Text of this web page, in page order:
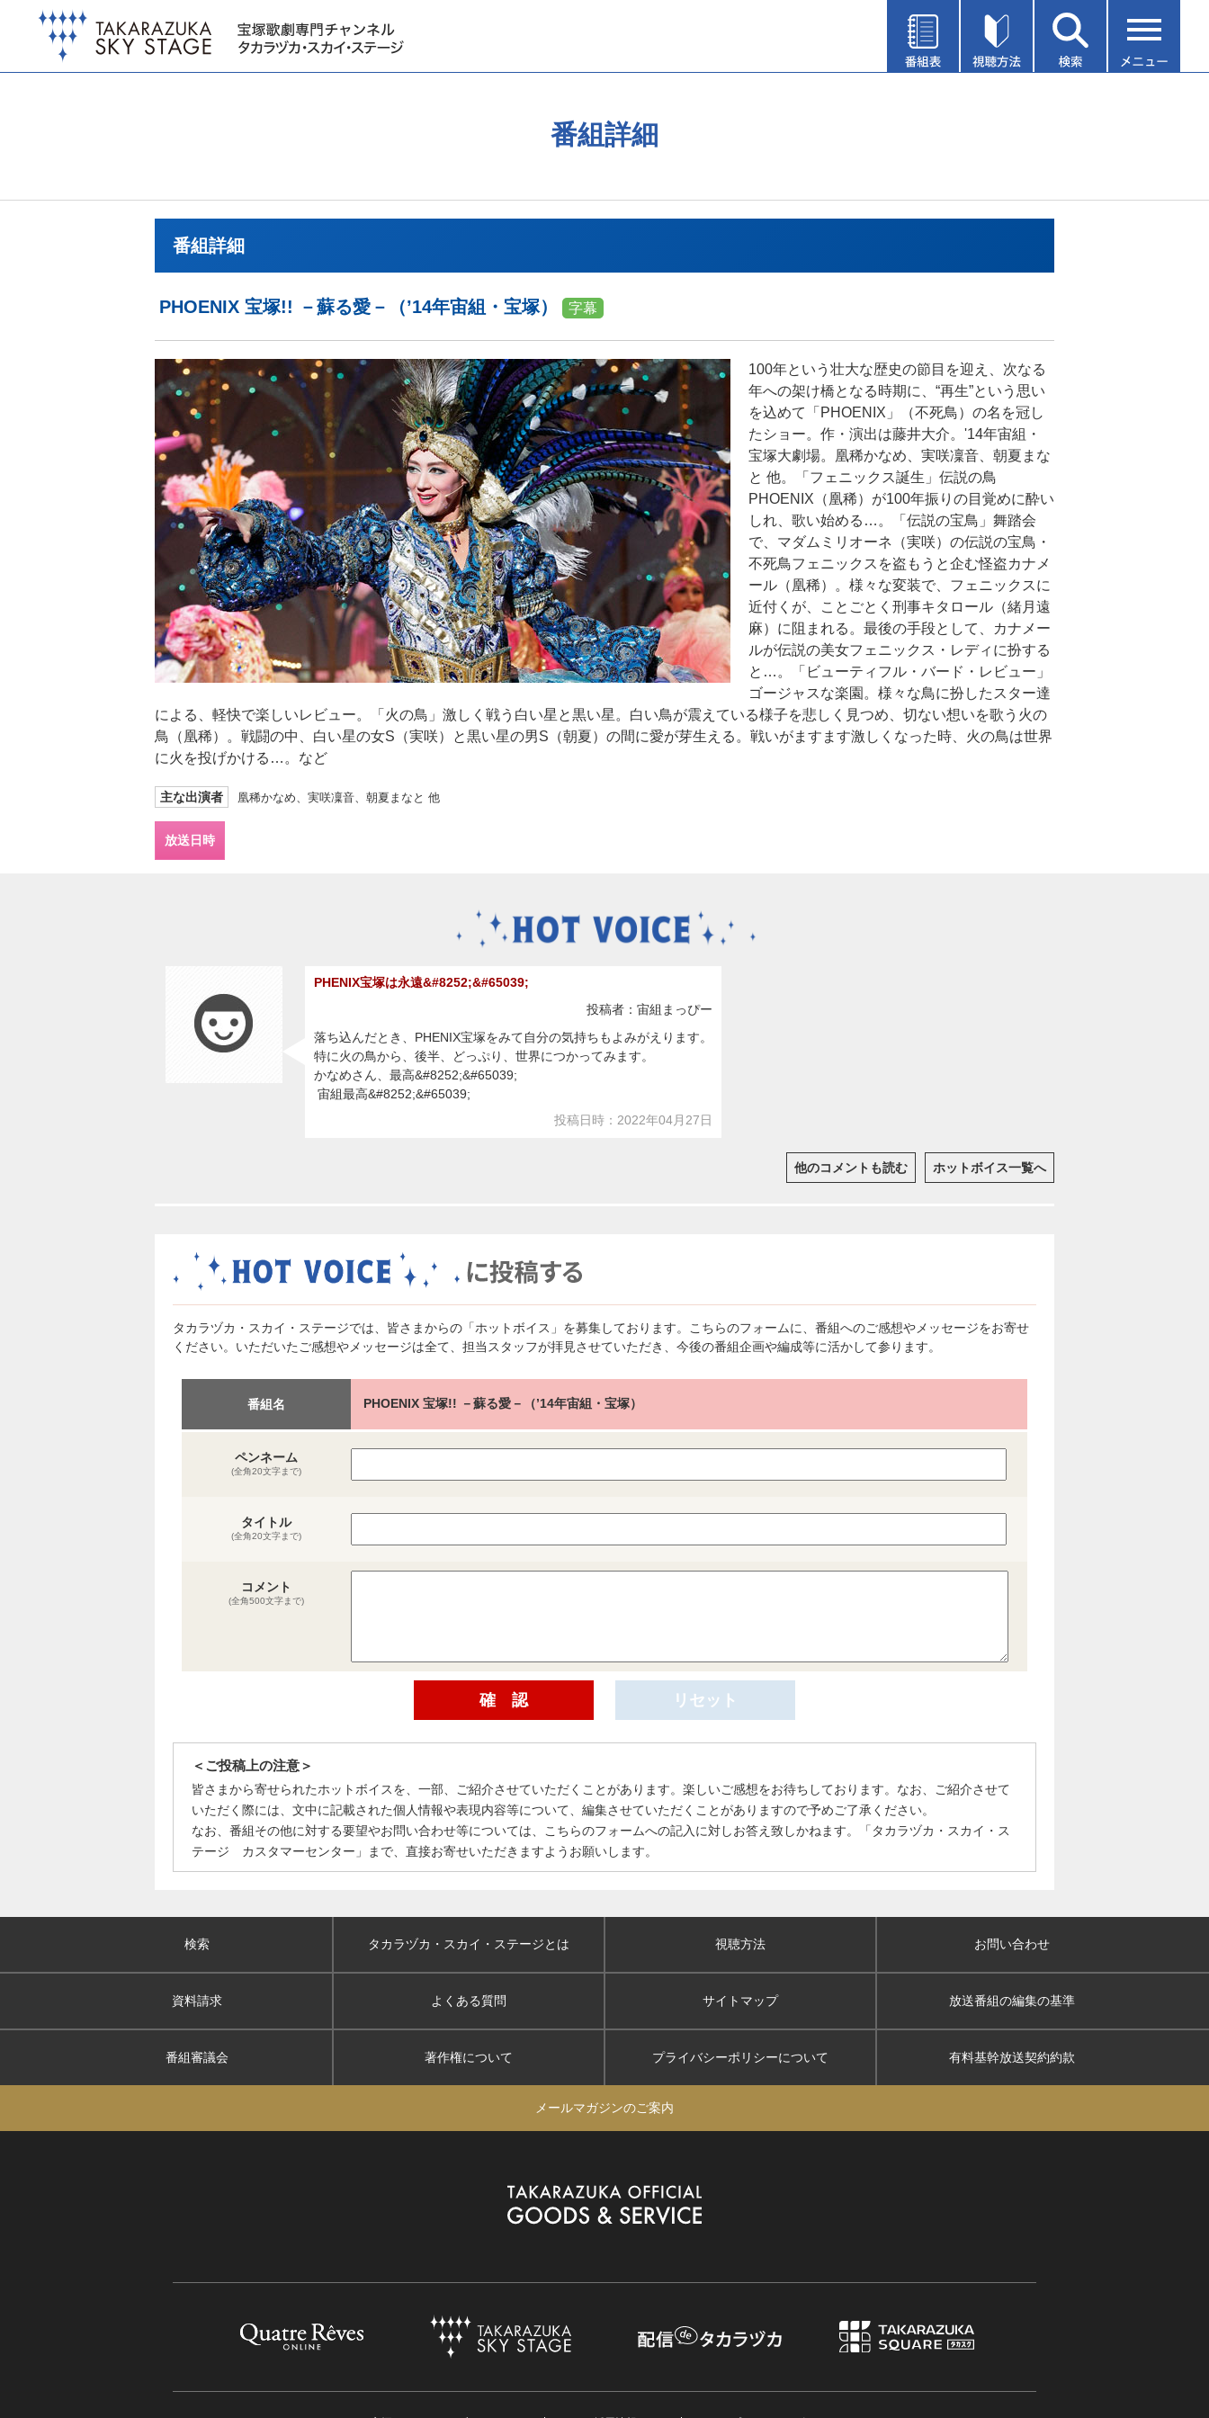
番組詳細
番組詳細
PHOENIX 宝塚!! －蘇る愛－（’14年宙組・宝塚） 字幕
100年という壮大な歴史の節目を迎え、次なる
年への架け橋となる時期に、“再生”という思い
を込めて「PHOENIX」（不死鳥）の名を冠し
たショー。作・演出は藤井大介。'14年宙組・
宝塚大劇場。凰稀かなめ、実咲凜音、朝夏まな
と 他。「フェニックス誕生」伝説の鳥
PHOENIX（凰稀）が100年振りの目覚めに酔い
しれ、歌い始める…。「伝説の宝鳥」舞踏会
で、マダムミリオーネ（実咲）の伝説の宝鳥・
不死鳥フェニックスを盗もうと企む怪盗カナメ
ール（凰稀）。様々な変装で、フェニックスに
近付くが、ことごとく刑事キタロール（緒月遠
麻）に阻まれる。最後の手段として、カナメー
ルが伝説の美女フェニックス・レディに扮する
と…。「ビューティフル・バード・レビュー」
ゴージャスな楽園。様々な鳥に扮したスター達
による、軽快で楽しいレビュー。「火の鳥」激しく戦う白い星と黒い星。白い鳥が震えている様子を悲しく見つめ、切ない想いを歌う火の
鳥（凰稀）。戦闘の中、白い星の女S（実咲）と黒い星の男S（朝夏）の間に愛が芽生える。戦いがますます激しくなった時、火の鳥は世界
に火を投げかける…。など
主な出演者 凰稀かなめ、実咲凜音、朝夏まなと 他
放送日時
PHENIX宝塚は永遠&#8252;&#65039;
投稿者：宙組まっぴー
落ち込んだとき、PHENIX宝塚をみて自分の気持ちもよみがえります。
特に火の鳥から、後半、どっぷり、世界につかってみます。
かなめさん、最高&#8252;&#65039;
宙組最高&#8252;&#65039;
投稿日時：2022年04月27日
他のコメントも読む ホットボイス一覧へ
タカラヅカ・スカイ・ステージでは、皆さまからの「ホットボイス」を募集しております。こちらのフォームに、番組へのご感想やメッセージをお寄せ
ください。いただいたご感想やメッセージは全て、担当スタッフが拝見させていただき、今後の番組企画や編成等に活かして参ります。
番組名 PHOENIX 宝塚!! －蘇る愛－（’14年宙組・宝塚）
ペンネーム
(全角20文字まで)
タイトル
(全角20文字まで)
コメント
(全角500文字まで)
＜ご投稿上の注意＞
皆さまから寄せられたホットボイスを、一部、ご紹介させていただくことがあります。楽しいご感想をお待ちしております。なお、ご紹介させて
いただく際には、文中に記載された個人情報や表現内容等について、編集させていただくことがありますので予めご了承ください。
なお、番組その他に対する要望やお問い合わせ等については、こちらのフォームへの記入に対しお答え致しかねます。「タカラヅカ・スカイ・ス
テージ カスタマーセンター」まで、直接お寄せいただきますようお願いします。
検索 タカラヅカ・スカイ ・ステージとは 視聴方法 お問い合わせ
資料請求 よくある質問 サイトマップ 放送番組の編集の基準
番組審議会 著作権について プライバシーポリシーについて 有料基幹放送契約約款
メールマガジンのご案内